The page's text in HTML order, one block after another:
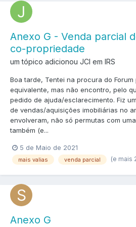
Anexo G - Venda parcial
co-propriedade
um tópico adicionou JCl em IRS
Boa tarde, Tentei na procura do
equivalente, mas não encontro, pelo
pedido de ajuda/esclarecimento. Fiz
de vendas/aquisições imobiliárias no
envolveram, não só permutas com
também (e...
5 de Maio de 2021
mais valias venda parcial (e mais
Anexo G